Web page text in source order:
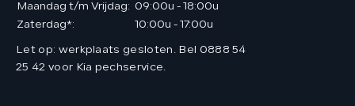
Maandag t/m Vrijdag: 09:00u - 18:00u
Zaterdag*:
10:00u - 17:00u
Let op: werkplaats gesloten. Bel 0888 54
25 42 voor Kia pechservice.